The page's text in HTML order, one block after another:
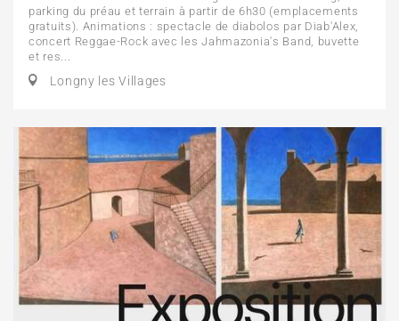
parking du préau et terrain à partir de 6h30 (emplacements
gratuits). Animations : spectacle de diabolos par Diab'Alex,
concert Reggae-Rock avec les Jahmazonia's Band, buvette
et res...
Longny les Villages